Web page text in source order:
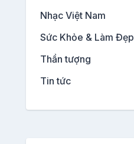
Nhạc Việt Nam
Sức Khỏe & Làm Đẹp
Thần tượng
Tin tức